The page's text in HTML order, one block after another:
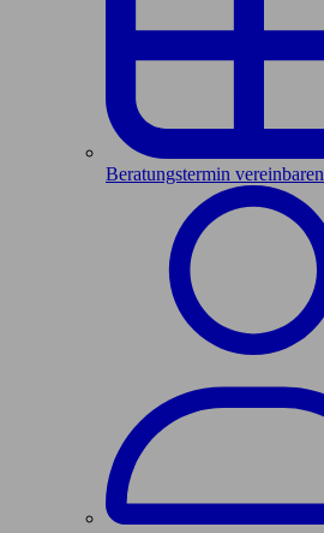
Beratungstermin vereinbaren